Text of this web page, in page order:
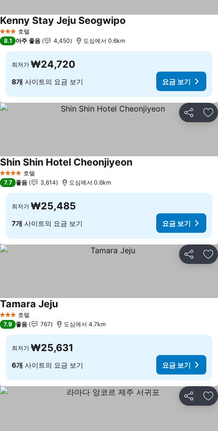
3 성급 호텔
Kenny Stay Jeju Seogwipo
8.1 아주 좋음 4,450 도심에서 0.6km
최저가 ₩24,720
8개 사이트의 요금 보기 요금 보기
공유 즐
4 성급 호텔
Shin Shin Hotel Cheonjiyeon
7.7 좋음 3,614 도심에서 0.6km
최저가 ₩25,485
7개 사이트의 요금 보기 요금 보기
공유 즐
3 성급 호텔
Tamara Jeju
7.9 좋음 767 도심에서 4.7km
최저가 ₩25,631
6개 사이트의 요금 보기 요금 보기
공유 즐